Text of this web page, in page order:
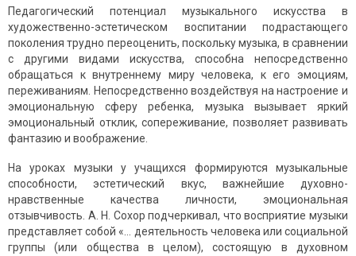
Педагогический потенциал музыкального искусства в
художественно-эстетическом воспитании подрастающего
поколения трудно переоценить, поскольку музыка, в сравнении
с другими видами искусства, способна непосредственно
обращаться к внутреннему миру человека, к его эмоциям,
переживаниям. Непосредственно воздействуя на настроение и
эмоциональную сферу ребенка, музыка вызывает яркий
эмоциональный отклик, сопереживание, позволяет развивать
фантазию и воображение.
На уроках музыки у учащихся формируются музыкальные
способности, эстетический вкус, важнейшие духовно-
нравственные качества личности, эмоциональная
отзывчивость. А. Н. Сохор подчеркивал, что восприятие музыки
представляет собой «... деятельность человека или социальной
группы (или общества в целом), состоящую в духовном